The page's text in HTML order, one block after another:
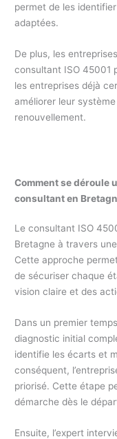
permet de les
adaptées.
De plus, les
consultant ISO 45001
les entreprises déjà
améliorer leur
renouvellement.
Comment se déroule
consultant en
Le consultant ISO
Bretagne à travers
Cette approche
de sécuriser chaque
vision claire et des
Dans un premier
diagnostic initial
identifie les écarts et
conséquent,
priorisé. Cette étape
démarche dès le
Ensuite, l’expert